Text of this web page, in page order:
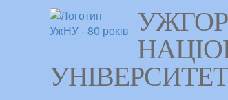
УНІВЕРСИТЕТ